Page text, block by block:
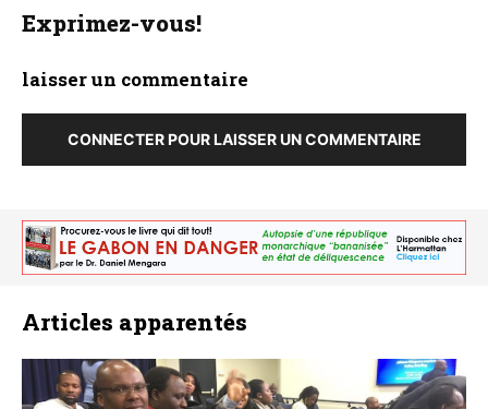
Exprimez-vous!
laisser un commentaire
CONNECTER POUR LAISSER UN COMMENTAIRE
Articles apparentés